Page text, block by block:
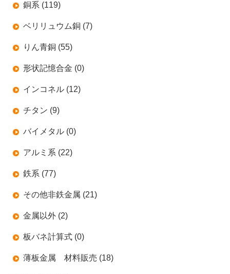
銅系 (119)
ベリリュウム銅 (7)
りん青銅 (55)
形状記憶合金 (0)
インコネル (12)
チタン (9)
バイメタル (0)
アルミ系 (22)
鉄系 (77)
その他非鉄金属 (21)
金属以外 (2)
板バネ計算式 (0)
薄板金属 材料販売 (18)